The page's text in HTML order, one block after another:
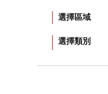
選擇區域
選擇類別